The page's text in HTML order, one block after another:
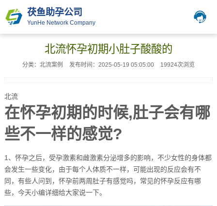
茯鱼助孕公司
YunHe Network Company
北流怀孕初期小肚子酸酸的
分类：北流案例 发布时间：2025-05-19 05:05:00 19924次浏览
北流
在怀孕初期的时候,肚子会有哪
些不一样的感觉?
1、怀孕之后，受孕激素和雌激素分泌增多的影响，不少女性的身体都
会发生一些变化，由于每个人体质不一样，可能出现的反应会有不
同，有些人问到，怀孕前两周肚子有感觉吗，常见的怀孕反应有哪
些，今天小编详细给大家说一下。